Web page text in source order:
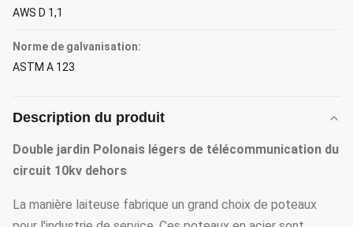
AWS D 1,1
Norme de galvanisation:
ASTM A 123
Description du produit
Double jardin Polonais légers de télécommunication du
circuit 10kv dehors
La manière laiteuse fabrique un grand choix de poteaux